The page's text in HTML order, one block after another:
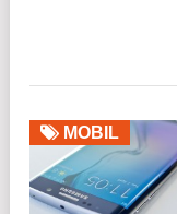
MOBIL